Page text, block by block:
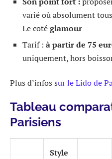
varié où absolument
Le cotéglamour
Tarif : à partir de 75
uniquement, hors
Plus d’infos sur le Lido de
Tableau
Parisiens
Style